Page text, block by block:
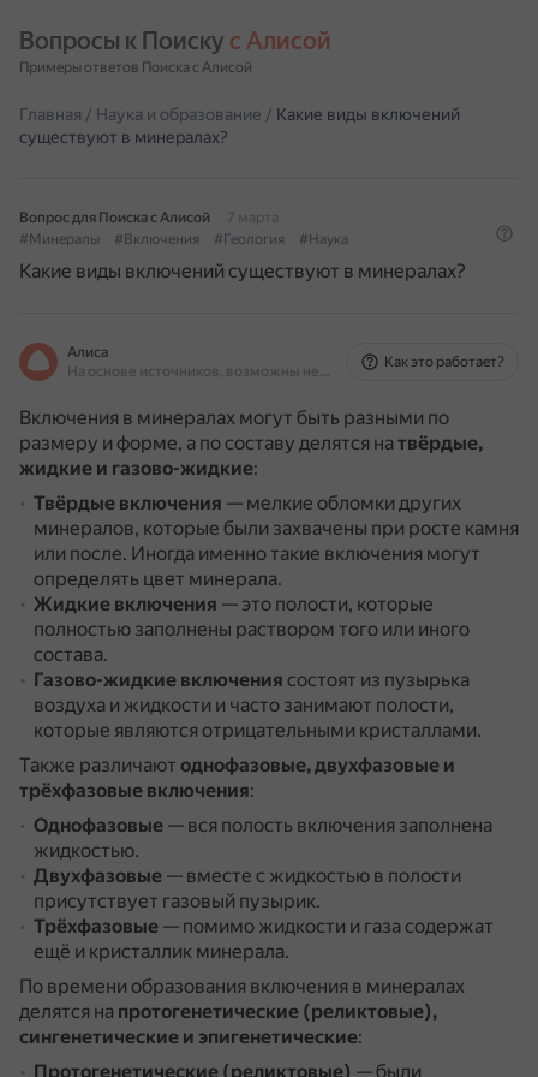
Вопросы к Поиску с Алисой
Примеры ответов Поиска с Алисой
Главная / Наука и образование / Какие виды включений
существуют в минералах?
Вопрос для Поиска с Алисой
7 марта
#Минералы
#Включения #Геология #Наука
Какие виды включений существуют в минералах?
Алиса
На основе источников, возможны неточности
Как это работает?
Включения в минералах могут быть разными по
размеру и форме, а по составу делятся натвёрдые,
жидкие и газово-жидкие:
Твёрдые включения — мелкие обломки других
минералов, которые были захвачены при росте камня
или после. Иногда именно такие включения могут
определять цвет минерала.
Жидкие включения — это полости, которые
полностью заполнены раствором того или иного
состава.
Газово-жидкие включения состоят из пузырька
воздуха и жидкости и часто занимают полости,
которые являются отрицательными кристаллами.
Также различают однофазовые, двухфазовые и
трёхфазовые включения:
Однофазовые — вся полость включения заполнена
жидкостью.
Двухфазовые — вместе с жидкостью в полости
присутствует газовый пузырик.
Трёхфазовые — помимо жидкости и газа содержат
ещё и кристаллик минерала.
По времени образования включения в минералах
делятся на протогенетические (реликтовые),
сингенетические и эпигенетические:
Протогенетические (реликтовые)— были